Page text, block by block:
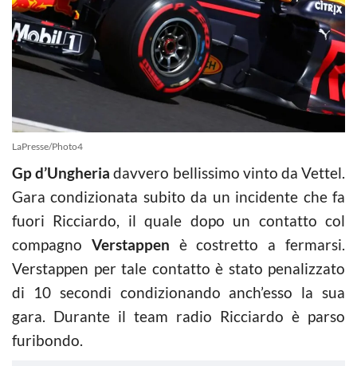
LaPresse/Photo4
Gp d’Ungheria davvero bellissimo vinto da Vettel.
Gara condizionata subito da un incidente che fa
fuori Ricciardo, il quale dopo un contatto col
compagno Verstappen è costretto a fermarsi.
Verstappen per tale contatto è stato penalizzato
di 10 secondi condizionando anch’esso la sua
gara. Durante il team radio Ricciardo è parso
furibondo.